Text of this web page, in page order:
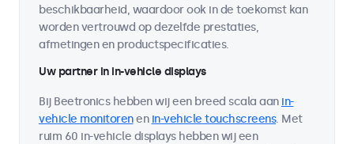
beschikbaarheid, waardoor ook in de toekomst kan
worden vertrouwd op dezelfde prestaties,
afmetingen en productspecificaties.
Uw partner in in-vehicle displays
Bij Beetronics hebben wij een breed scala aan in-
vehicle monitorenen in-vehicle touchscreens. Met
ruim 60 in-vehicle displays hebben wij een